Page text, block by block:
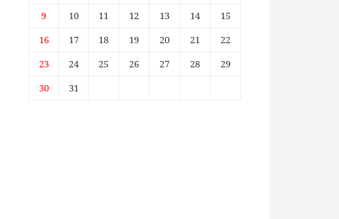
9
10 11 12 13 14
15
16
17 18 19 20 21
22
23
24 25 26 27 28
29
30
31